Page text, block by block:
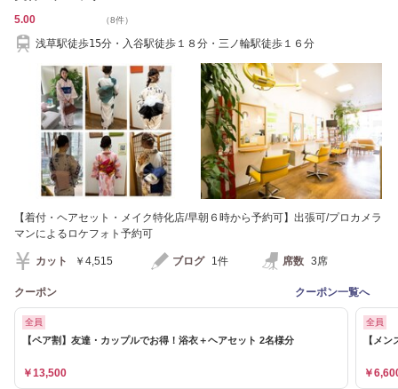
5.00 （8件）
浅草駅徒歩15分・入谷駅徒歩１８分・三ノ輪駅徒歩１６分
【着付・ヘアセット・メイク特化店/早朝６時から予約可】出張可/プロカメラ
マンによるロケフォト予約可
カット ￥4,515 ブログ 1件 席数 3席
クーポン クーポン一覧へ
全員
【ペア割】友達・カップルでお得！浴衣＋ヘアセット 2名様分
￥13,500
全員
【メ
￥